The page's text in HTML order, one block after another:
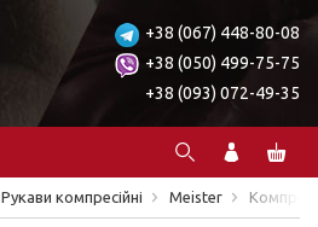
+38 (067) 448-80-08
+38 (050) 499-75-75
+38 (093) 072-49-35
Рукави компресійні Meister